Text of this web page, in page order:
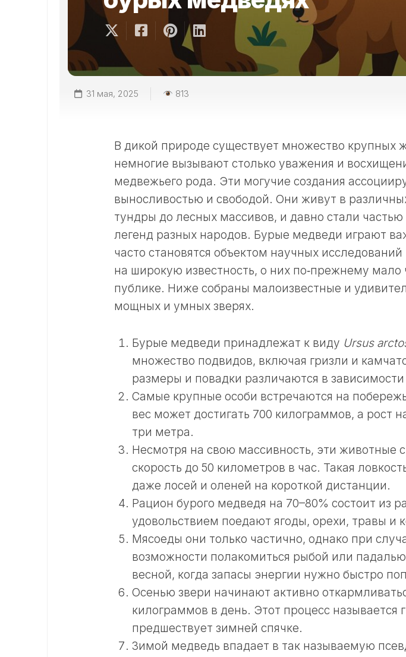
31 мая, 2025 813
В дикой природе существует множество крупных
немногие вызывают столько уважения и
медвежьего рода. Эти могучие создания
выносливостью и свободой. Они живут в
тундры до лесных массивов, и давно стали частью
легенд разных народов. Бурые медведи играют
часто становятся объектом научных
на широкую известность, о них по‑прежнему мало
публике. Ниже собраны малоизвестные и
мощных и умных зверях.
Бурые медведи принадлежат к виду Ursus
множество подвидов, включая гризли и
размеры и повадки различаются в зависимости
Самые крупные особи встречаются на
вес может достигать 700 килограммов, а рост
три метра.
Несмотря на свою массивность, эти животные
скорость до 50 километров в час. Такая
даже лосей и оленей на короткой дистанции.
Рацион бурого медведя на 70–80% состоит из
удовольствием поедают ягоды, орехи, травы и
Мясоеды они только частично, однако при
возможности полакомиться рыбой или
весной, когда запасы энергии нужно быстро
Осенью звери начинают активно
килограммов в день. Этот процесс называется
предшествует зимней спячке.
Зимой медведь впадает в так называемую